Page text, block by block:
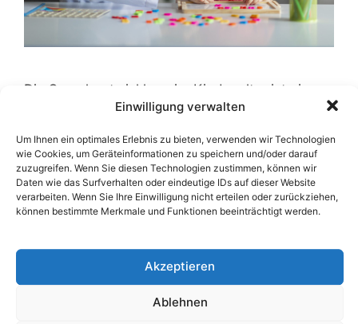
Einwilligung verwalten
Um Ihnen ein optimales Erlebnis zu bieten, verwenden wir Technologien
wie Cookies, um Geräteinformationen zu speichern und/oder darauf
zuzugreifen. Wenn Sie diesen Technologien zustimmen, können wir
Daten wie das Surfverhalten oder eindeutige IDs auf dieser Website
verarbeiten. Wenn Sie Ihre Einwilligung nicht erteilen oder zurückziehen,
können bestimmte Merkmale und Funktionen beeinträchtigt werden.
Akzeptieren
Ablehnen
Die Sprachentwicklung im Kindesalter ist ein
faszinierender und entscheidender Aspekt der
für Kommunikation, soziale Interaktion und
kognitives Wachstum. Eine gesunde
Sprachentwicklung ermöglicht es Kindern, ihre
Gefühle, Gedanken und Bedürfnisse
soziale Entwicklung unerlässlich ist. Dieser
Abschnitt beleuchtet die zentrale Bedeutung
der Sprachentwicklung und bietet …